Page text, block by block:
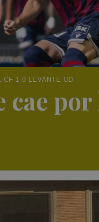
CF 1-0 LEVANTE UD
cae